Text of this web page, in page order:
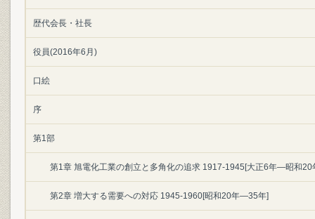
歴代会長・社長
役員(2016年6月)
口絵
序
第1部
第1章 旭電化工業の創立と多角化の追求 1917-1945[大正6年―昭和20
第2章 増大する需要への対応 1945-1960[昭和20年―35年]